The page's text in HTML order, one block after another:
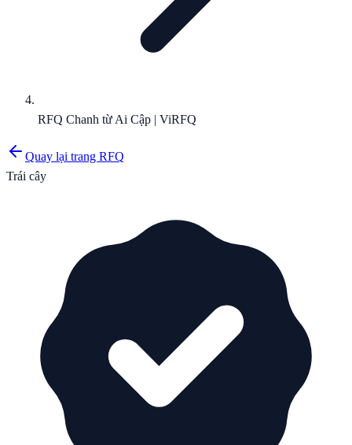
RFQ Chanh từ Ai Cập | ViRFQ
Quay lại trang RFQ
Trái cây